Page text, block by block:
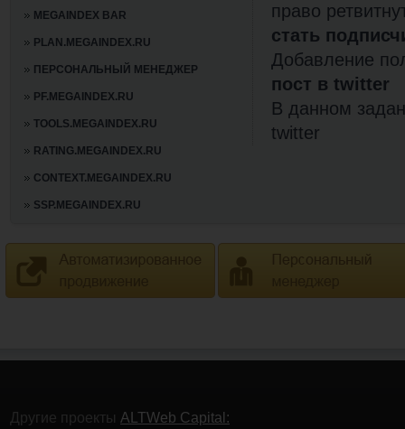
MEGAINDEX BAR
PLAN.MEGAINDEX.RU
ПЕРСОНАЛЬНЫЙ МЕНЕДЖЕР
PF.MEGAINDEX.RU
TOOLS.MEGAINDEX.RU
RATING.MEGAINDEX.RU
CONTEXT.MEGAINDEX.RU
SSP.MEGAINDEX.RU
право
стать
Добавление
пост в twitter
В данном
twitter
Другие проекты ALTWeb Capital: